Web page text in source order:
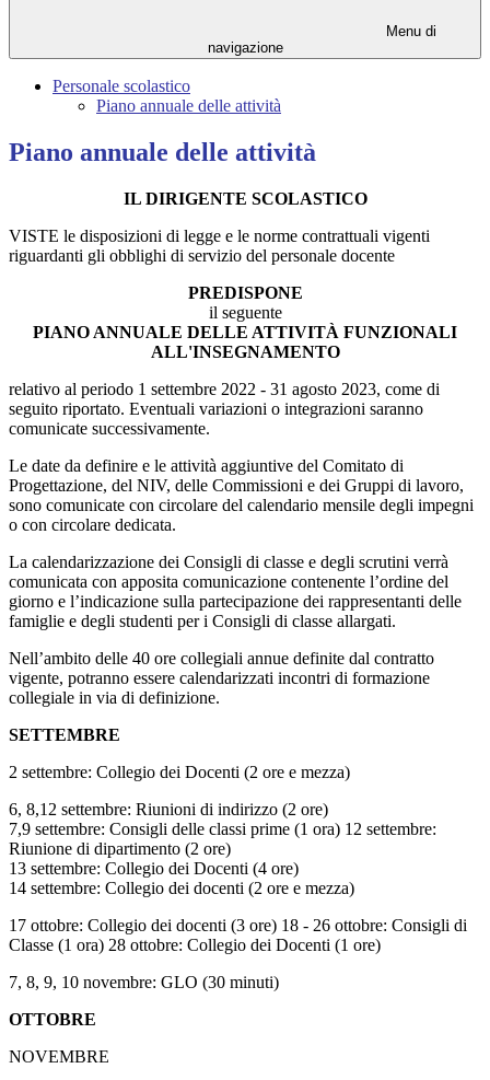
Menu di
navigazione
Personale scolastico
Piano annuale delle attività
Piano annuale delle attività
IL DIRIGENTE SCOLASTICO
VISTE le disposizioni di legge e le norme contrattuali vigenti
riguardanti gli obblighi di servizio del personale docente
PREDISPONE
il seguente
PIANO ANNUALE DELLE ATTIVITÀ FUNZIONALI
ALL'INSEGNAMENTO
relativo al periodo 1 settembre 2022 - 31 agosto 2023, come di
seguito riportato. Eventuali variazioni o integrazioni saranno
comunicate successivamente.
Le date da definire e le attività aggiuntive del Comitato di
Progettazione, del NIV, delle Commissioni e dei Gruppi di lavoro,
sono comunicate con circolare del calendario mensile degli impegni
o con circolare dedicata.
La calendarizzazione dei Consigli di classe e degli scrutini verrà
comunicata con apposita comunicazione contenente l’ordine del
giorno e l’indicazione sulla partecipazione dei rappresentanti delle
famiglie e degli studenti per i Consigli di classe allargati.
Nell’ambito delle 40 ore collegiali annue definite dal contratto
vigente, potranno essere calendarizzati incontri di formazione
collegiale in via di definizione.
SETTEMBRE
2 settembre: Collegio dei Docenti (2 ore e mezza)
6, 8,12 settembre: Riunioni di indirizzo (2 ore)
7,9 settembre: Consigli delle classi prime (1 ora) 12 settembre:
Riunione di dipartimento (2 ore)
13 settembre: Collegio dei Docenti (4 ore)
14 settembre: Collegio dei docenti (2 ore e mezza)
17 ottobre: Collegio dei docenti (3 ore) 18 - 26 ottobre: Consigli di
Classe (1 ora) 28 ottobre: Collegio dei Docenti (1 ore)
7, 8, 9, 10 novembre: GLO (30 minuti)
OTTOBRE
NOVEMBRE